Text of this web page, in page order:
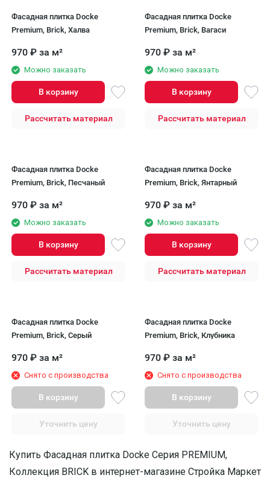
Фасадная плитка Docke
Premium, Brick, Халва
970 ₽ за м²
Можно заказать
В корзину
Рассчитать материал
Фасадная плитка Docke
Premium, Brick, Вагаси
970 ₽ за м²
Можно заказать
В корзину
Рассчитать материал
Фасадная плитка Docke
Premium, Brick, Песчаный
970 ₽ за м²
Можно заказать
В корзину
Рассчитать материал
Фасадная плитка Docke
Premium, Brick, Янтарный
970 ₽ за м²
Можно заказать
В корзину
Рассчитать материал
Фасадная плитка Docke
Premium, Brick, Серый
970 ₽ за м²
Снято с производства
В корзину
Уточнить цену
Фасадная плитка Docke
Premium, Brick, Клубника
970 ₽ за м²
Снято с производства
В корзину
Уточнить цену
Купить Фасадная плитка Docke Серия PREMIUM,
Коллекция BRICK в интернет-магазине Стройка Маркет